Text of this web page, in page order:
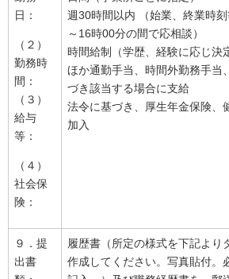
日：
（２）
勤務時
間：
（３）
給与
等：
（４）
社会保
険：
週30時間以内 （始業、終業時
～16時00分の間で応相談）
時間給制（学歴、経験に応じ決
ほか通勤手当、時間外勤務手当
づき該当する場合に支給
法令に基づき、厚生年金保険、
加入
９．提
出書
履歴書（所定の様式を下記より
作成してください。写真貼付。